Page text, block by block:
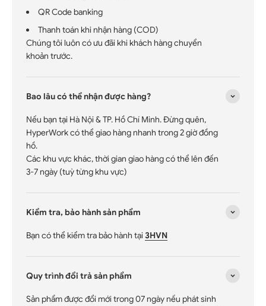
QR Code banking
Thanh toán khi nhận hàng (COD)
Chúng tôi luôn có ưu đãi khi khách hàng chuyển
khoản trước.
Bao lâu có thể nhận được hàng?
Nếu bạn tại Hà Nội & TP. Hồ Chí Minh. Đừng quên,
HyperWork có thể giao hàng nhanh trong 2 giờ đồng
hồ.
Các khu vực khác, thời gian giao hàng có thể lên đến
3-7 ngày (tuỳ từng khu vực)
Kiểm tra, bảo hành sản phẩm
Bạn có thể kiểm tra bảo hành tại3HVN
Quy trình đổi trả sản phẩm
Sản phẩm được đổi mới trong 07 ngày nếu phát sinh